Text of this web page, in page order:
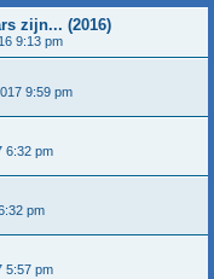
zijn... (2016)
9:13 pm
9:59 pm
6:32 pm
pm
5:57 pm